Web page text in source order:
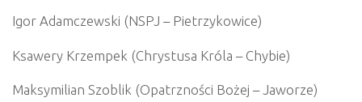
Igor Adamczewski (NSPJ – Pietrzykowice)
Ksawery Krzempek (Chrystusa Króla – Chybie)
Maksymilian Szoblik (Opatrzności Bożej – Jaworze)